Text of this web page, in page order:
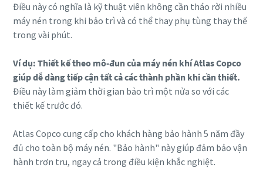
Điều này có nghĩa là kỹ thuật viên không cần tháo rời nhiều
máy nén trong khi bảo trì và có thể thay phụ tùng thay thế
trong vài phút.
Ví dụ: Thiết kế theo mô-đun của máy nén khí Atlas Copco
giúp dễ dàng tiếp cận tất cả các thành phần khi cần thiết.
Điều này làm giảm thời gian bảo trì một nửa so với các
thiết kế trước đó.
Atlas Copco cung cấp cho khách hàng bảo hành 5 năm đầy
đủ cho toàn bộ máy nén. "Bảo hành" này giúp đảm bảo vận
hành trơn tru, ngay cả trong điều kiện khắc nghiệt.